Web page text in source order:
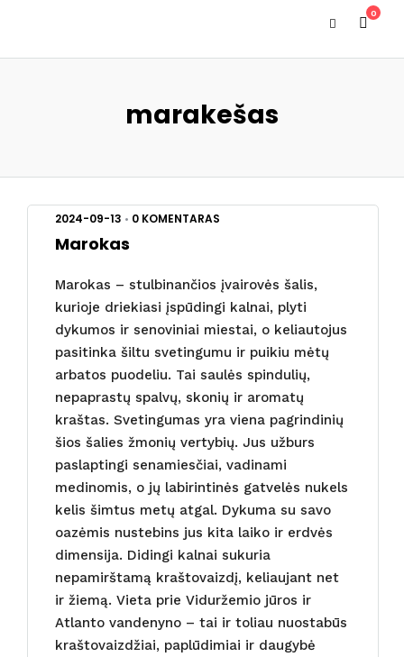
0
marakešas
2024-09-13 • 0 KOMENTARAS
Marokas
Marokas – stulbinančios įvairovės šalis,
kurioje driekiasi įspūdingi kalnai, plyti
dykumos ir senoviniai miestai, o keliautojus
pasitinka šiltu svetingumu ir puikiu mėtų
arbatos puodeliu. Tai saulės spindulių,
nepaprastų spalvų, skonių ir aromatų
kraštas. Svetingumas yra viena pagrindinių
šios šalies žmonių vertybių. Jus užburs
paslaptingi senamiesčiai, vadinami
medinomis, o jų labirintinės gatvelės nukels
kelis šimtus metų atgal. Dykuma su savo
oazėmis nustebins jus kita laiko ir erdvės
dimensija. Didingi kalnai sukuria
nepamirštamą kraštovaizdį, keliaujant net
ir žiemą. Vieta prie Viduržemio jūros ir
Atlanto vandenyno – tai ir toliau nuostabūs
kraštovaizdžiai, paplūdimiai ir daugybė